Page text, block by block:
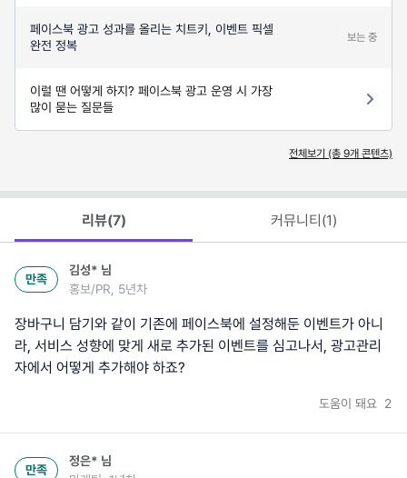
페이스북 광고 성과를 올리는 치트키, 이벤트 픽셀
완전 정복
보는 중
이럴 땐 어떻게 하지? 페이스북 광고 운영 시 가장
많이 묻는 질문들
전체보기 (총 9개 콘텐츠)
리뷰(7) 커뮤니티(1)
만족
김성* 님
홍보/PR, 5년차
장바구니 담기와 같이 기존에 페이스북에 설정해둔 이벤트가 아니
라, 서비스 성향에 맞게 새로 추가된 이벤트를 심고나서, 광고관리
자에서 어떻게 추가해야 하죠?
도움이 돼요 2
만족
정은* 님